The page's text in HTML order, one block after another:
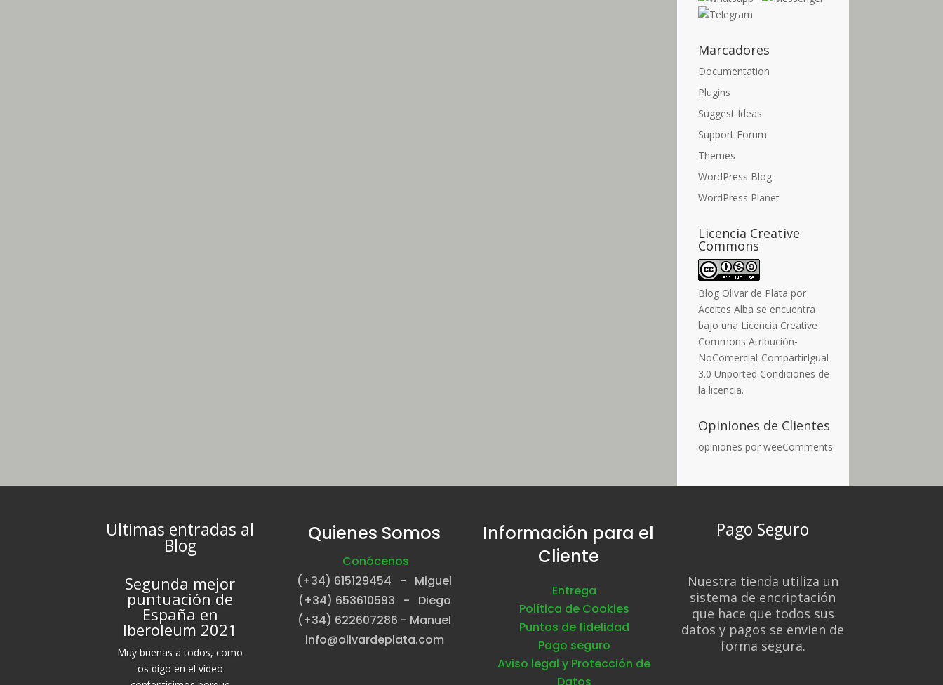
Marcadores
Documentation
Plugins
Suggest Ideas
Support Forum
Themes
WordPress Blog
WordPress Planet
Licencia Creative
Commons
Blog Olivar de Plata por
Aceites Alba se encuentra
bajo una Licencia Creative
Commons Atribución-
NoComercial-CompartirIgual
3.0 Unported Condiciones de
la licencia.
Opiniones de Clientes
opiniones por weeComments
Ultimas entradas al
Blog
Segunda mejor
puntuación de
España en
Iberoleum 2021
Muy buenas a todos, como
os digo en el vídeo
Quienes Somos
Conócenos
(+34) 615129454 - Miguel
(+34) 653610593 - Diego
(+34) 622607286 - Manuel
info@olivardeplata.com
Información para el
Cliente
Entrega
Política de Cookies
Puntos de fidelidad
Pago seguro
Aviso legal y Protección de
Pago Seguro
Nuestra tienda utiliza un
sistema de encriptación
que hace que todos sus
datos y pagos se envíen de
forma segura.